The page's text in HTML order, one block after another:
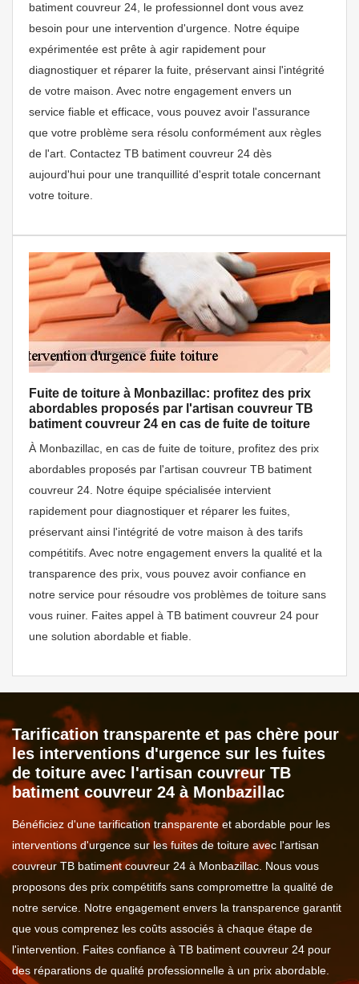
batiment couvreur 24, le professionnel dont vous avez
besoin pour une intervention d'urgence. Notre équipe
expérimentée est prête à agir rapidement pour
diagnostiquer et réparer la fuite, préservant ainsi l'intégrité
de votre maison. Avec notre engagement envers un
service fiable et efficace, vous pouvez avoir l'assurance
que votre problème sera résolu conformément aux règles
de l'art. Contactez TB batiment couvreur 24 dès
aujourd'hui pour une tranquillité d'esprit totale concernant
votre toiture.
Fuite de toiture à Monbazillac: profitez des prix
abordables proposés par l'artisan couvreur TB
batiment couvreur 24 en cas de fuite de toiture
À Monbazillac, en cas de fuite de toiture, profitez des prix
abordables proposés par l'artisan couvreur TB batiment
couvreur 24. Notre équipe spécialisée intervient
rapidement pour diagnostiquer et réparer les fuites,
préservant ainsi l'intégrité de votre maison à des tarifs
compétitifs. Avec notre engagement envers la qualité et la
transparence des prix, vous pouvez avoir confiance en
notre service pour résoudre vos problèmes de toiture sans
vous ruiner. Faites appel à TB batiment couvreur 24 pour
une solution abordable et fiable.
Tarification transparente et pas chère pour
les interventions d'urgence sur les fuites
de toiture avec l'artisan couvreur TB
batiment couvreur 24 à Monbazillac
Bénéficiez d'une tarification transparente et abordable pour les
interventions d'urgence sur les fuites de toiture avec l'artisan
couvreur TB batiment couvreur 24 à Monbazillac. Nous vous
proposons des prix compétitifs sans compromettre la qualité de
notre service. Notre engagement envers la transparence garantit
que vous comprenez les coûts associés à chaque étape de
l'intervention. Faites confiance à TB batiment couvreur 24 pour
des réparations de qualité professionnelle à un prix abordable.